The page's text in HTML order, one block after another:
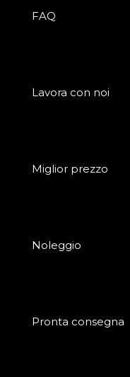
FAQ
Lavora con noi
Miglior prezzo
Noleggio
Pronta consegna